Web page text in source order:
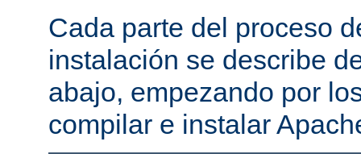
Cada parte del proceso
instalación se describe
abajo, empezando por
compilar e instalar